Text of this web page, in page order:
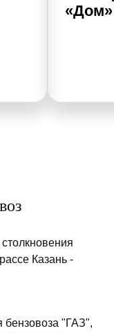
«Дом»
Казань -
бензовоза "ГАЗ",